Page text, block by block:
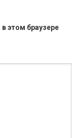
этом браузере